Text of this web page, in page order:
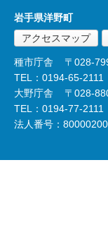
岩手県洋野町
アクセスマップ
種市庁舎 〒028-
TEL：0194-65-2111
大野庁舎
〒028-
TEL：0194-77-2111
法人番号：